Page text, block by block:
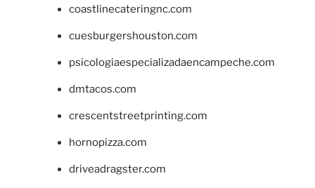
coastlinecateringnc.com
cuesburgershouston.com
psicologiaespecializadaencampeche.com
dmtacos.com
crescentstreetprinting.com
hornopizza.com
driveadragster.com